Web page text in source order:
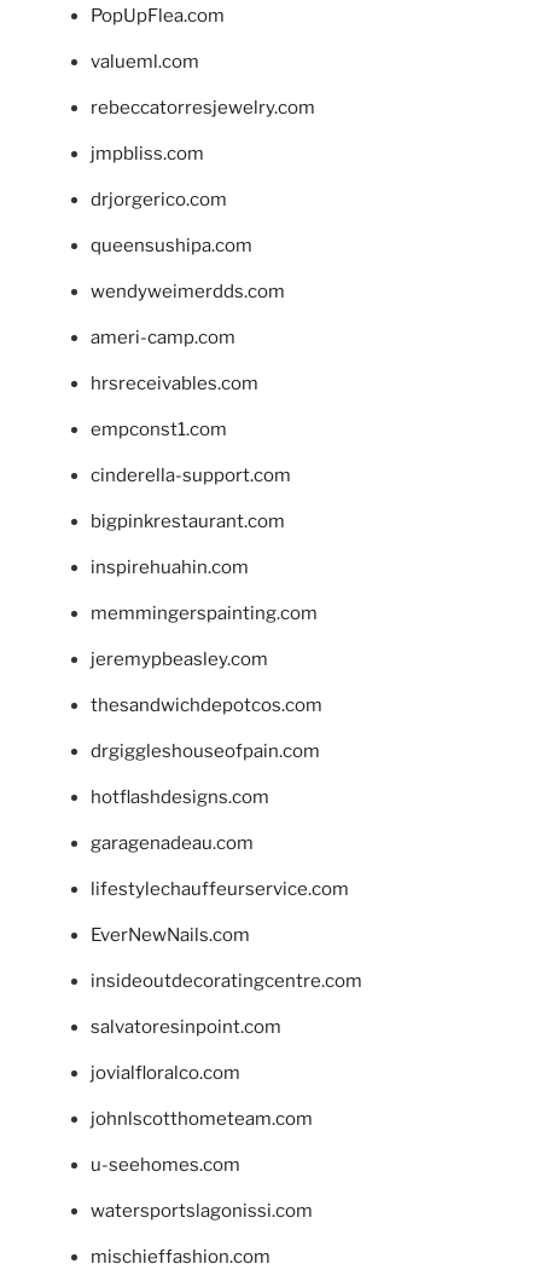
PopUpFlea.com
valueml.com
rebeccatorresjewelry.com
jmpbliss.com
drjorgerico.com
queensushipa.com
wendyweimerdds.com
ameri-camp.com
hrsreceivables.com
empconst1.com
cinderella-support.com
bigpinkrestaurant.com
inspirehuahin.com
memmingerspainting.com
jeremypbeasley.com
thesandwichdepotcos.com
drgiggleshouseofpain.com
hotflashdesigns.com
garagenadeau.com
lifestylechauffeurservice.com
EverNewNails.com
insideoutdecoratingcentre.com
salvatoresinpoint.com
jovialfloralco.com
johnlscotthometeam.com
u-seehomes.com
watersportslagonissi.com
mischieffashion.com